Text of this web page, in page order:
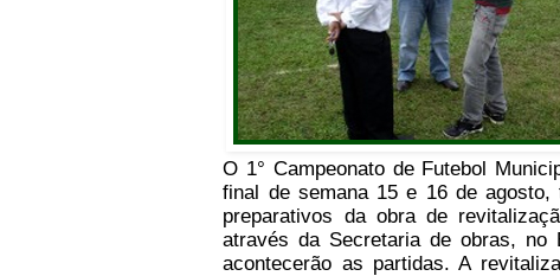
O 1° Campeonato de Futebol
final de semana 15 e 16 de
preparativos da obra de
através da Secretaria de obras, no
acontecerão as partidas. A